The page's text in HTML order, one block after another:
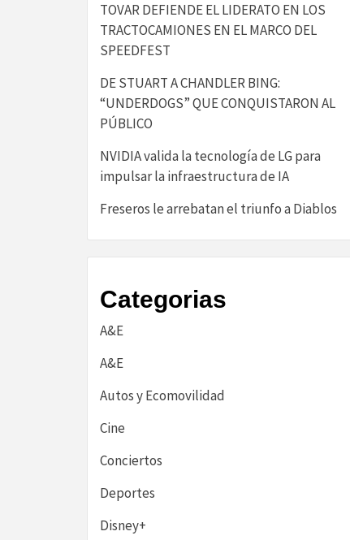
TOVAR DEFIENDE EL LIDERATO EN LOS
TRACTOCAMIONES EN EL MARCO DEL
SPEEDFEST
DE STUART A CHANDLER BING:
“UNDERDOGS” QUE CONQUISTARON AL
PÚBLICO
NVIDIA valida la tecnología de LG para
impulsar la infraestructura de IA
Freseros le arrebatan el triunfo a Diablos
Categorias
A&E
A&E
Autos y Ecomovilidad
Cine
Conciertos
Deportes
Disney+